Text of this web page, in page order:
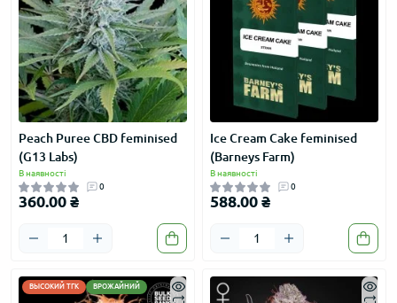
Peach Puree CBD feminised
(G13 Labs)
В наявності
0
360.00 ₴
Ice Cream Cake feminised
(Barneys Farm)
В наявності
0
588.00 ₴
ВЫСОКИЙ ТГК ВРОЖАЙНИЙ